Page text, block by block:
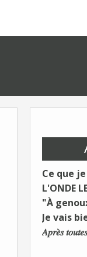
Ce que
L'ONDE
Je vais